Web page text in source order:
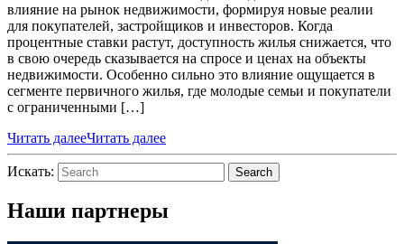
влияние на рынок недвижимости, формируя новые реалии
для покупателей, застройщиков и инвесторов. Когда
процентные ставки растут, доступность жилья снижается, что
в свою очередь сказывается на спросе и ценах на объекты
недвижимости. Особенно сильно это влияние ощущается в
сегменте первичного жилья, где молодые семьи и покупатели
с ограниченными […]
Читать далееЧитать далее
Искать: Search
Наши партнеры